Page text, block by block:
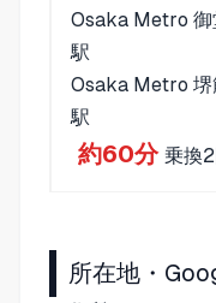
Osaka Metro 御
駅
Osaka Metro 堺
駅
約60分 乗換
所在地・